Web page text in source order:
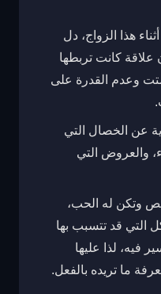
هذا الزواج، دل
كانت تربطها
وعدم القدرة على
عن الخصال التي
والعروض التي
وتكن له الحب،
التي قد تتسبب بها
فيه، لذا عليها
ما تريده بالفعل.